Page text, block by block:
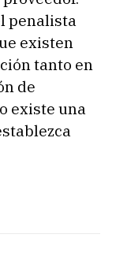
penalista
existen
tanto en
de
existe una